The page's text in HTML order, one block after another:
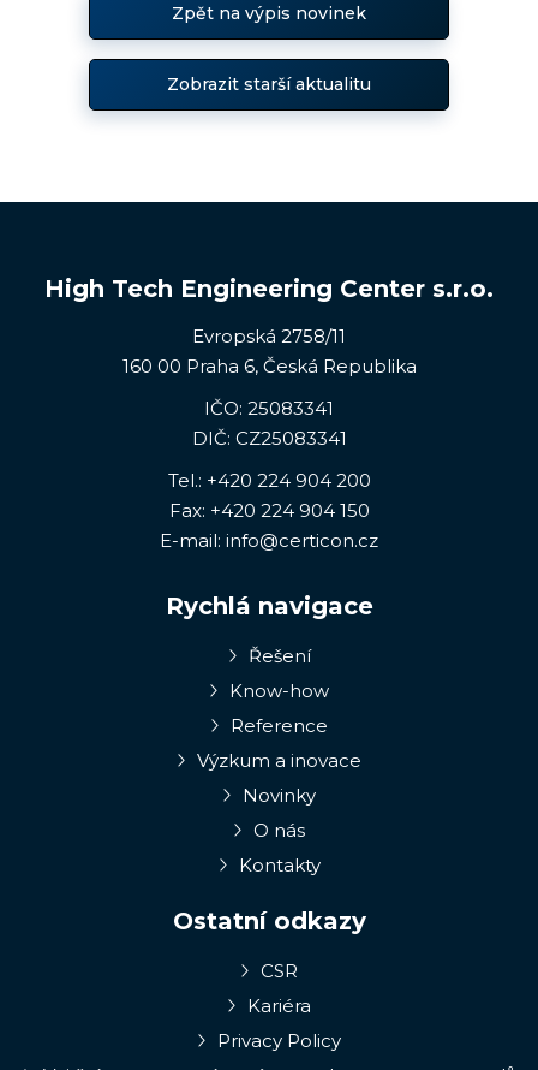
Zpět na výpis novinek
Zobrazit starší aktualitu
High Tech Engineering Center s.r.o.
Evropská 2758/11
160 00 Praha 6, Česká Republika
IČO: 25083341
DIČ: CZ25083341
Tel.: +420 224 904 200
Fax: +420 224 904 150
E-mail: info@certicon.cz
Rychlá navigace
Řešení
Know-how
Reference
Výzkum a inovace
Novinky
O nás
Kontakty
Ostatní odkazy
CSR
Kariéra
Privacy Policy